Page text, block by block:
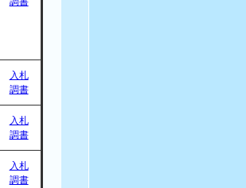
入札
調書
入札
調書
入札
調書